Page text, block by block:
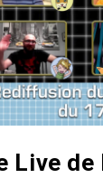
Live de